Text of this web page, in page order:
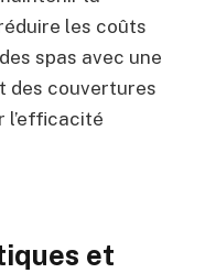
les coûts
spas avec une
des couvertures
l’efficacité
et